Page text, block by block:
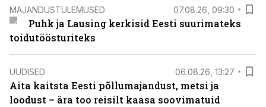
MAJANDUSTULEMUSED 07.08.26, 09:30
Puhk ja Lausing kerkisid Eesti suurimateks
toidutöösturiteks
UUDISED 06.08.26, 13:27
Aita kaitsta Eesti põllumajandust, metsi ja
loodust – ära too reisilt kaasa soovimatuid